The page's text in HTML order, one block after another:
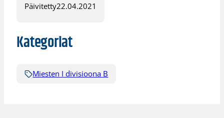
Päivitetty22.04.2021
Kategoriat
Miesten I divisioona B